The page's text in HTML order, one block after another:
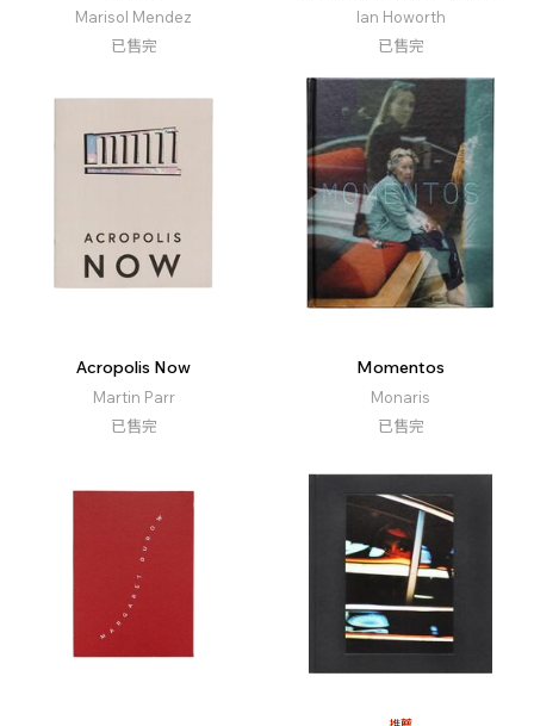
Marisol Mendez
已售完
Ian Howorth
已售完
Acropolis Now
Martin Parr
已售完
Momentos
Monaris
已售完